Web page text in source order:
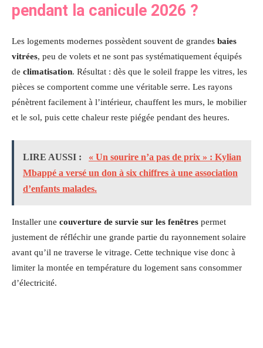
pendant la canicule 2026 ?
Les logements modernes possèdent souvent de grandes baies
vitrées, peu de volets et ne sont pas systématiquement équipés
de climatisation. Résultat : dès que le soleil frappe les vitres, les
pièces se comportent comme une véritable serre. Les rayons
pénètrent facilement à l’intérieur, chauffent les murs, le mobilier
et le sol, puis cette chaleur reste piégée pendant des heures.
LIRE AUSSI :
« Un sourire n’a pas de prix » : Kylian
Mbappé a versé un don à six chiffres à une association
d’enfants malades.
Installer une couverture de survie sur les fenêtres permet
justement de réfléchir une grande partie du rayonnement solaire
avant qu’il ne traverse le vitrage. Cette technique vise donc à
limiter la montée en température du logement sans consommer
d’électricité.